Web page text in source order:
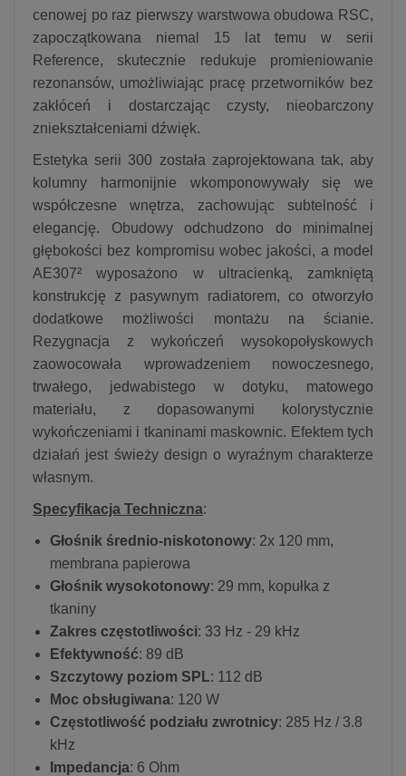
cenowej po raz pierwszy warstwowa obudowa RSC,
zapoczątkowana niemal 15 lat temu w serii
Reference, skutecznie redukuje promieniowanie
rezonansów, umożliwiając pracę przetworników bez
zakłóceń i dostarczając czysty, nieobarczony
zniekształceniami dźwięk.
Estetyka serii 300 została zaprojektowana tak, aby
kolumny harmonijnie wkomponowywały się we
współczesne wnętrza, zachowując subtelność i
elegancję. Obudowy odchudzono do minimalnej
głębokości bez kompromisu wobec jakości, a model
AE307² wyposażono w ultracienką, zamkniętą
konstrukcję z pasywnym radiatorem, co otworzyło
dodatkowe możliwości montażu na ścianie.
Rezygnacja z wykończeń wysokopołyskowych
zaowocowała wprowadzeniem nowoczesnego,
trwałego, jedwabistego w dotyku, matowego
materiału, z dopasowanymi kolorystycznie
wykończeniami i tkaninami maskownic. Efektem tych
działań jest świeży design o wyraźnym charakterze
własnym.
Specyfikacja Techniczna:
Głośnik średnio-niskotonowy: 2x 120 mm,
membrana papierowa
Głośnik wysokotonowy: 29 mm, kopułka z
tkaniny
Zakres częstotliwości: 33 Hz - 29 kHz
Efektywność: 89 dB
Szczytowy poziom SPL: 112 dB
Moc obsługiwana: 120 W
Częstotliwość podziału zwrotnicy: 285 Hz / 3.8
kHz
Impedancja: 6 Ohm